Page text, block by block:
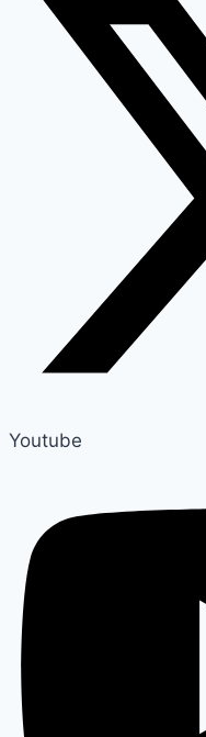
Youtube